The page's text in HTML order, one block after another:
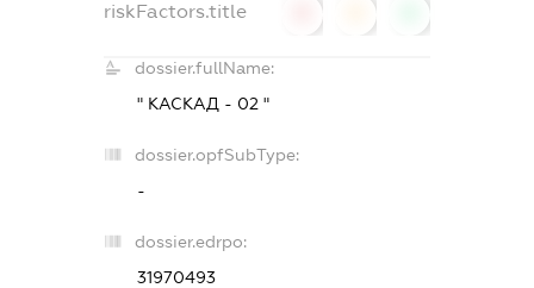
riskFactors.title
dossier.fullName:
" КАСКАД - 02 "
dossier.opfSubType:
-
dossier.edrpo:
31970493